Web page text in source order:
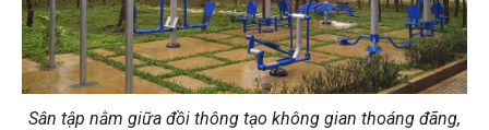
Sân tập nằm giữa đồi thông tạo không gian thoáng đãng,